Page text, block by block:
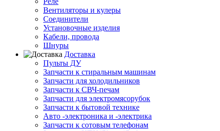
Вентиляторы и кулеры
Соединители
Установочные изделия
Кабели, провода
Шнуры
Доставка
Пульты ДУ
Запчасти к стиральным машинам
Запчасти для холодильников
Запчасти к СВЧ-печам
Запчасти для электромясорубок
Запчасти к бытовой технике
Авто -электроника и -электрика
Запчасти к сотовым телефонам